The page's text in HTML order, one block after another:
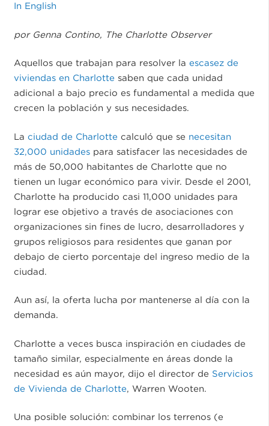
In English
por Genna Contino, The Charlotte Observer
Aquellos que trabajan para resolver la escasez de
viviendas en Charlotte saben que cada unidad
adicional a bajo precio es fundamental a medida que
crecen la población y sus necesidades.
La ciudad de Charlotte calculó que se necesitan
32,000 unidadespara satisfacer las necesidades de
más de 50,000 habitantes de Charlotte que no
tienen un lugar económico para vivir. Desde el 2001,
Charlotte ha producido casi 11,000 unidades para
lograr ese objetivo a través de asociaciones con
organizaciones sin fines de lucro, desarrolladores y
grupos religiosos para residentes que ganan por
debajo de cierto porcentaje del ingreso medio de la
ciudad.
Aun así, la oferta lucha por mantenerse al día con la
demanda.
Charlotte a veces busca inspiración en ciudades de
tamaño similar, especialmente en áreas donde la
necesidad es aún mayor, dijo el director de Servicios
de Vivienda de Charlotte , Warren Wooten.
Una posible solución: combinar los terrenos (e